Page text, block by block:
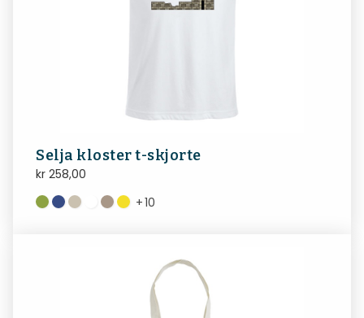
Selja kloster t-skjorte
kr 258,00
+10